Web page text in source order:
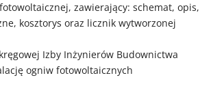
zawierający: schemat, opis,
kosztorys oraz licznik wytworzonej
Izby Inżynierów Budownictwa
ogniw fotowoltaicznych